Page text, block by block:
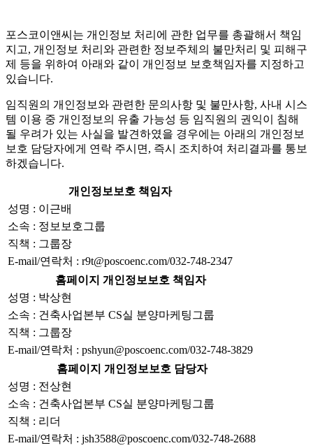
포스코이앤씨는 개인정보 처리에 관한 업무를 총괄해서 책임
지고, 개인정보 처리와 관련한 정보주체의 불만처리 및 피해구
제 등을 위하여 아래와 같이 개인정보 보호책임자를 지정하고
있습니다.
임직원의 개인정보와 관련한 문의사항 및 불만사항, 사내 시스
템 이용 중 개인정보의 유출 가능성 등 임직원의 권익이 침해
될 우려가 있는 사실을 발견하였을 경우에는 아래의 개인정보
보호 담당자에게 연락 주시면, 즉시 조치하여 처리결과를 통보
하겠습니다.
개인정보보호 책임자
성명 : 이근배
소속 : 정보보호그룹
직책 : 그룹장
E-mail/연락처 : r9t@poscoenc.com/032-748-2347
홈페이지 개인정보보호 책임자
성명 : 박상현
소속 : 건축사업본부 CS실 분양마케팅그룹
직책 : 그룹장
E-mail/연락처 : pshyun@poscoenc.com/032-748-3829
홈페이지 개인정보보호 담당자
성명 : 전상현
소속 : 건축사업본부 CS실 분양마케팅그룹
직책 : 리더
E-mail/연락처 : jsh3588@poscoenc.com/032-748-2688